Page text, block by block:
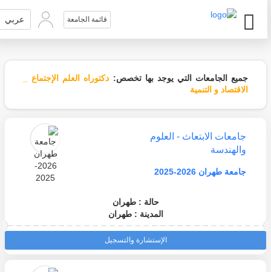
قائمة الجامعة عربي
جميع الجامعات التي يوجد بها تخصص: دكتوراه العلم الإجتماع _
الاقتصاد و التنمية
جامعات الابتعاث - العلوم
والهندسة
جامعة طهران 2026-2025
حالة : طهران
المدينة : طهران
الإستشارة والتسجيل